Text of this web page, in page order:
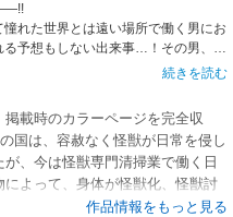
憧れた世界とは遠い場所で働く男にお
る予想もしない出来事…！その男、怪
りかつて憧れた場所を再び目指す…！
続きを読む
掲載時のカラーページを完全収
国は、容赦なく怪獣が日常を侵し
、今は怪獣専門清掃業で働く日
よって、身体が怪獣化、怪獣討
怪獣8号」と呼ばれる存在になる。
作品情報をもっと見る